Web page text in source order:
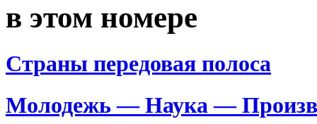
в этом номере
Страны передовая полоса
Молодежь — Наука —